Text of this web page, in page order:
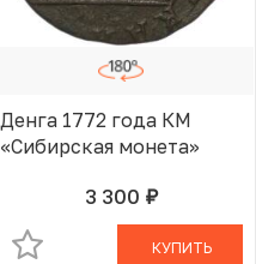
Денга 1772 года КМ
«Сибирская монета»
3 300 руб.
В КОРЗИНЕ
КУПИТЬ